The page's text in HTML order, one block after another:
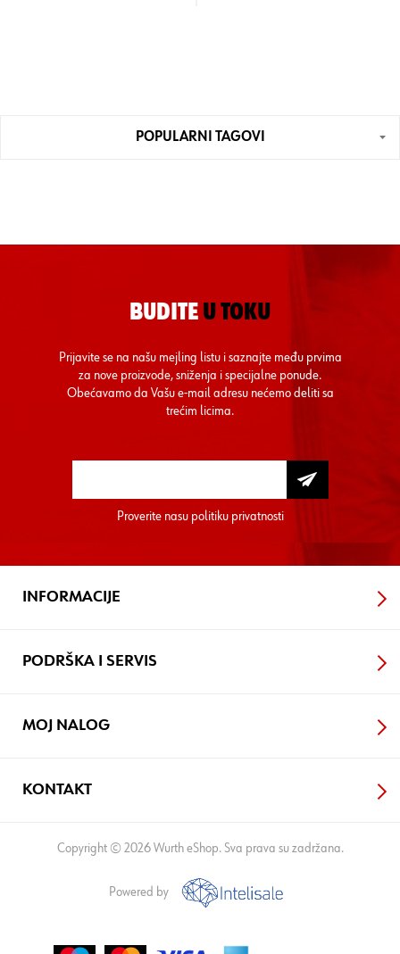
POPULARNI TAGOVI
BUDITE U TOKU
Prijavite se na našu mejling listu i saznajte među prvima
za nove proizvode, sniženja i specijalne ponude.
Obećavamo da Vašu e-mail adresu nećemo deliti sa
trećim licima.
Proverite nasu politiku privatnosti
INFORMACIJE
PODRŠKA I SERVIS
MOJ NALOG
KONTAKT
Copyright © 2026 Wurth eShop. Sva prava su zadržana.
Powered by